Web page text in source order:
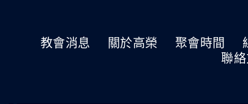
教會消息 關於高榮 聚會時間
聯